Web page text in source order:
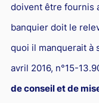
doivent être fournis
banquier doit le
quoi il manquerait à
avril 2016, n°15-
de conseil et de